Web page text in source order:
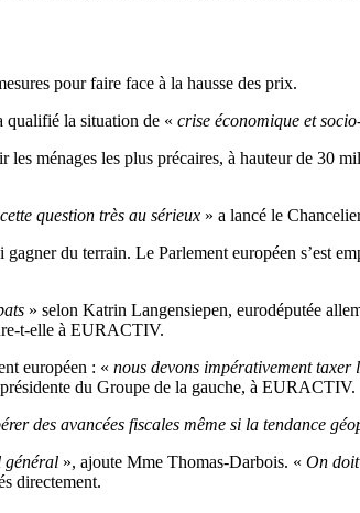
pour faire face à la hausse des prix.
qualifié la situation de « crise économique et
ménages les plus précaires, à hauteur de 30
question très au sérieux » a lancé le
du terrain. Le Parlement européen s’est
» selon Katrin Langensiepen, eurodéputée
t-elle à EURACTIV.
européen : « nous devons impérativement
du Groupe de la gauche, à EURACTIV.
des avancées fiscales même si la tendance
général », ajoute Mme Thomas-Darbois. « On
directement.